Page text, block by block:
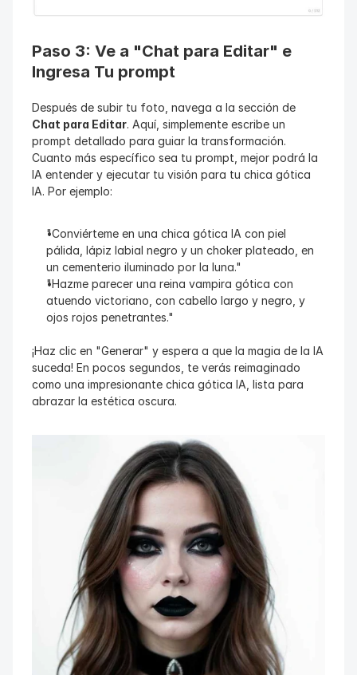
Paso 3: Ve a "Chat para Editar" e
Ingresa Tu prompt
Chat para Editar. Aquí, simplemente escribe un
prompt detallado para guiar la transformación.
Cuanto más específico sea tu prompt, mejor podrá la
IA entender y ejecutar tu visión para tu chica gótica
IA. Por ejemplo:
"Conviérteme en una chica gótica IA con piel
pálida, lápiz labial negro y un choker plateado, en
un cementerio iluminado por la luna."
"Hazme parecer una reina vampira gótica con
atuendo victoriano, con cabello largo y negro, y
ojos rojos penetrantes."
¡Haz clic en "Generar" y espera a que la magia de la IA
suceda! En pocos segundos, te verás reimaginado
como una impresionante chica gótica IA, lista para
abrazar la estética oscura.